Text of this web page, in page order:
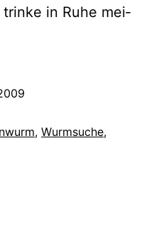
trin­ke in Ruhe mei­
, Wurmsuche,